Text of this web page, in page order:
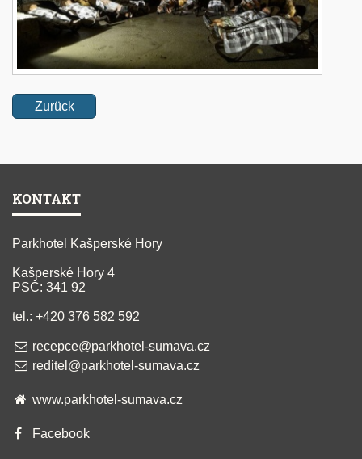
Zurück
KONTAKT
Parkhotel Kašperské Hory
Kašperské Hory 4
PSČ: 341 92
tel.: +420 376 582 592
recepce@parkhotel-sumava.cz
reditel@parkhotel-sumava.cz
www.parkhotel-sumava.cz
Facebook